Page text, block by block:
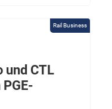
Rail Business
und CTL